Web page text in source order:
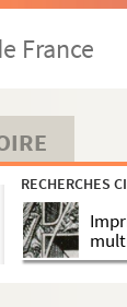
France
RECHERCHES